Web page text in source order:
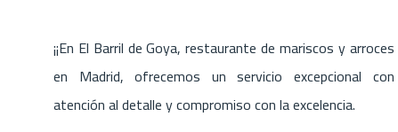
¡¡En El Barril de Goya, restaurante de mariscos y arroces
en Madrid, ofrecemos un servicio excepcional con
atención al detalle y compromiso con la excelencia.